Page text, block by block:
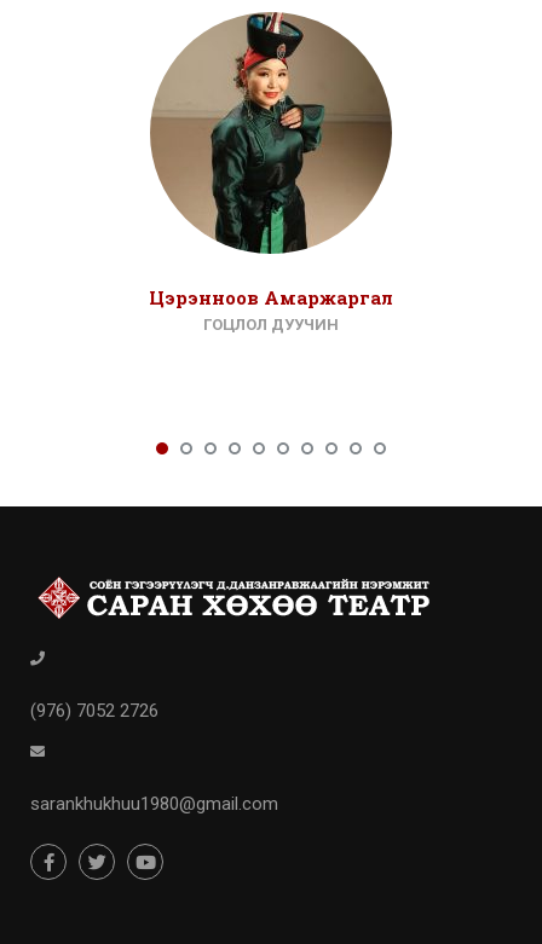
Цэрэнноов Амаржаргал
ГОЦЛОЛ ДУУЧИН
(976) 7052 2726
sarankhukhuu1980@gmail.com